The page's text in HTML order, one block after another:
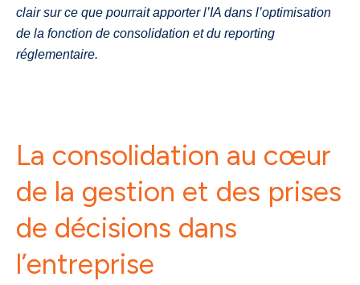
clair sur ce que pourrait apporter l’IA dans l’optimisation
de la fonction de consolidation et du reporting
réglementaire.
La consolidation au cœur
de la gestion et des prises
de décisions dans
l’entreprise